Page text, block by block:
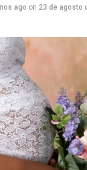
ago on 23 de agosto